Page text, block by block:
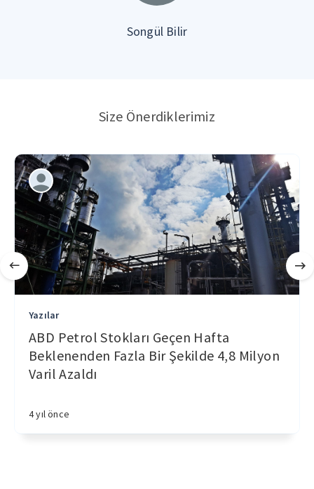
Songül Bilir
Size Önerdiklerimiz
Yazılar
ABD Petrol Stokları Geçen Hafta
Beklenenden Fazla Bir Şekilde 4,8 Milyon
Varil Azaldı
4 yıl önce